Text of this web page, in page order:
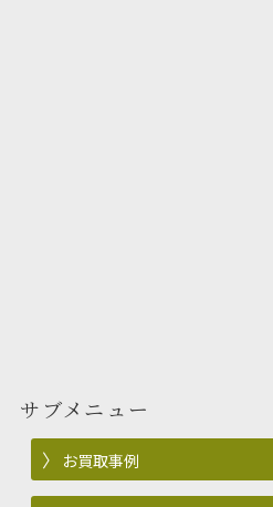
サブメニュー
お買取事例